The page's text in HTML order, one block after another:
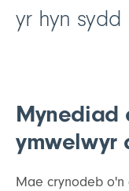
yr hyn
Mynediad
ymwelwyr
Mae crynodeb o'n